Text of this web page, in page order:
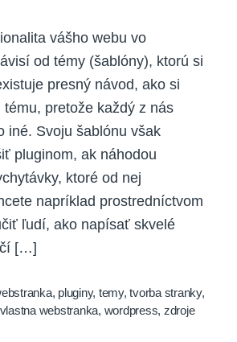
vášho webu vo
od témy (šablóny), ktorú si
presný návod, ako si
pretože každý z nás
iné. Svoju šablónu však
pluginom, ak náhodou
ktoré od nej
napríklad prostredníctvom
ľudí, ako napísať skvelé
[…]
, pluginy, temy,tvorba stranky,
vlastna webstranka, wordpress, zdroje